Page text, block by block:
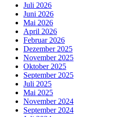
Juli 2026
Juni 2026
Mai 2026
April 2026
Februar 2026
Dezember 2025
November 2025
Oktober 2025
September 2025
Juli 2025
Mai 2025
November 2024
September 2024